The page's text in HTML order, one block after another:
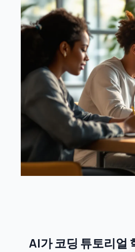
AI가 코딩 튜토리얼